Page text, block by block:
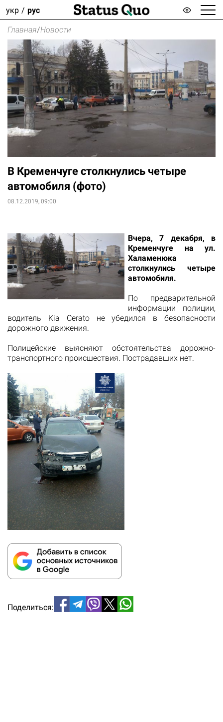
укр рус
Главная/Новости
В Кременчуге столкнулись четыре
автомобиля (фото)
08.12.2019, 09:00
Вчера, 7 декабря, в
Кременчуге на ул.
Халаменюка
столкнулись четыре
автомобиля.
По предварительной
информации полиции,
водитель Kia Cerato не убедился в безопасности
дорожного движения.
Полицейские выясняют обстоятельства дорожно-
транспортного происшествия. Пострадавших нет.
Поделиться: